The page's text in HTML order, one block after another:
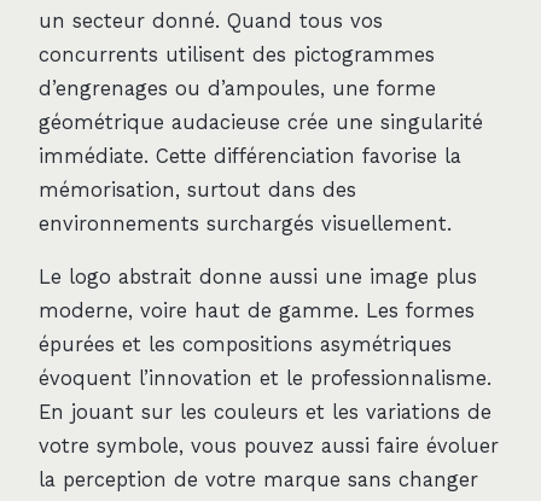
un secteur donné. Quand tous vos
concurrents utilisent des pictogrammes
d’engrenages ou d’ampoules, une forme
géométrique audacieuse crée une singularité
immédiate. Cette différenciation favorise la
mémorisation, surtout dans des
environnements surchargés visuellement.
Le logo abstrait donne aussi une image plus
moderne, voire haut de gamme. Les formes
épurées et les compositions asymétriques
évoquent l’innovation et le professionnalisme.
En jouant sur les couleurs et les variations de
votre symbole, vous pouvez aussi faire évoluer
la perception de votre marque sans changer